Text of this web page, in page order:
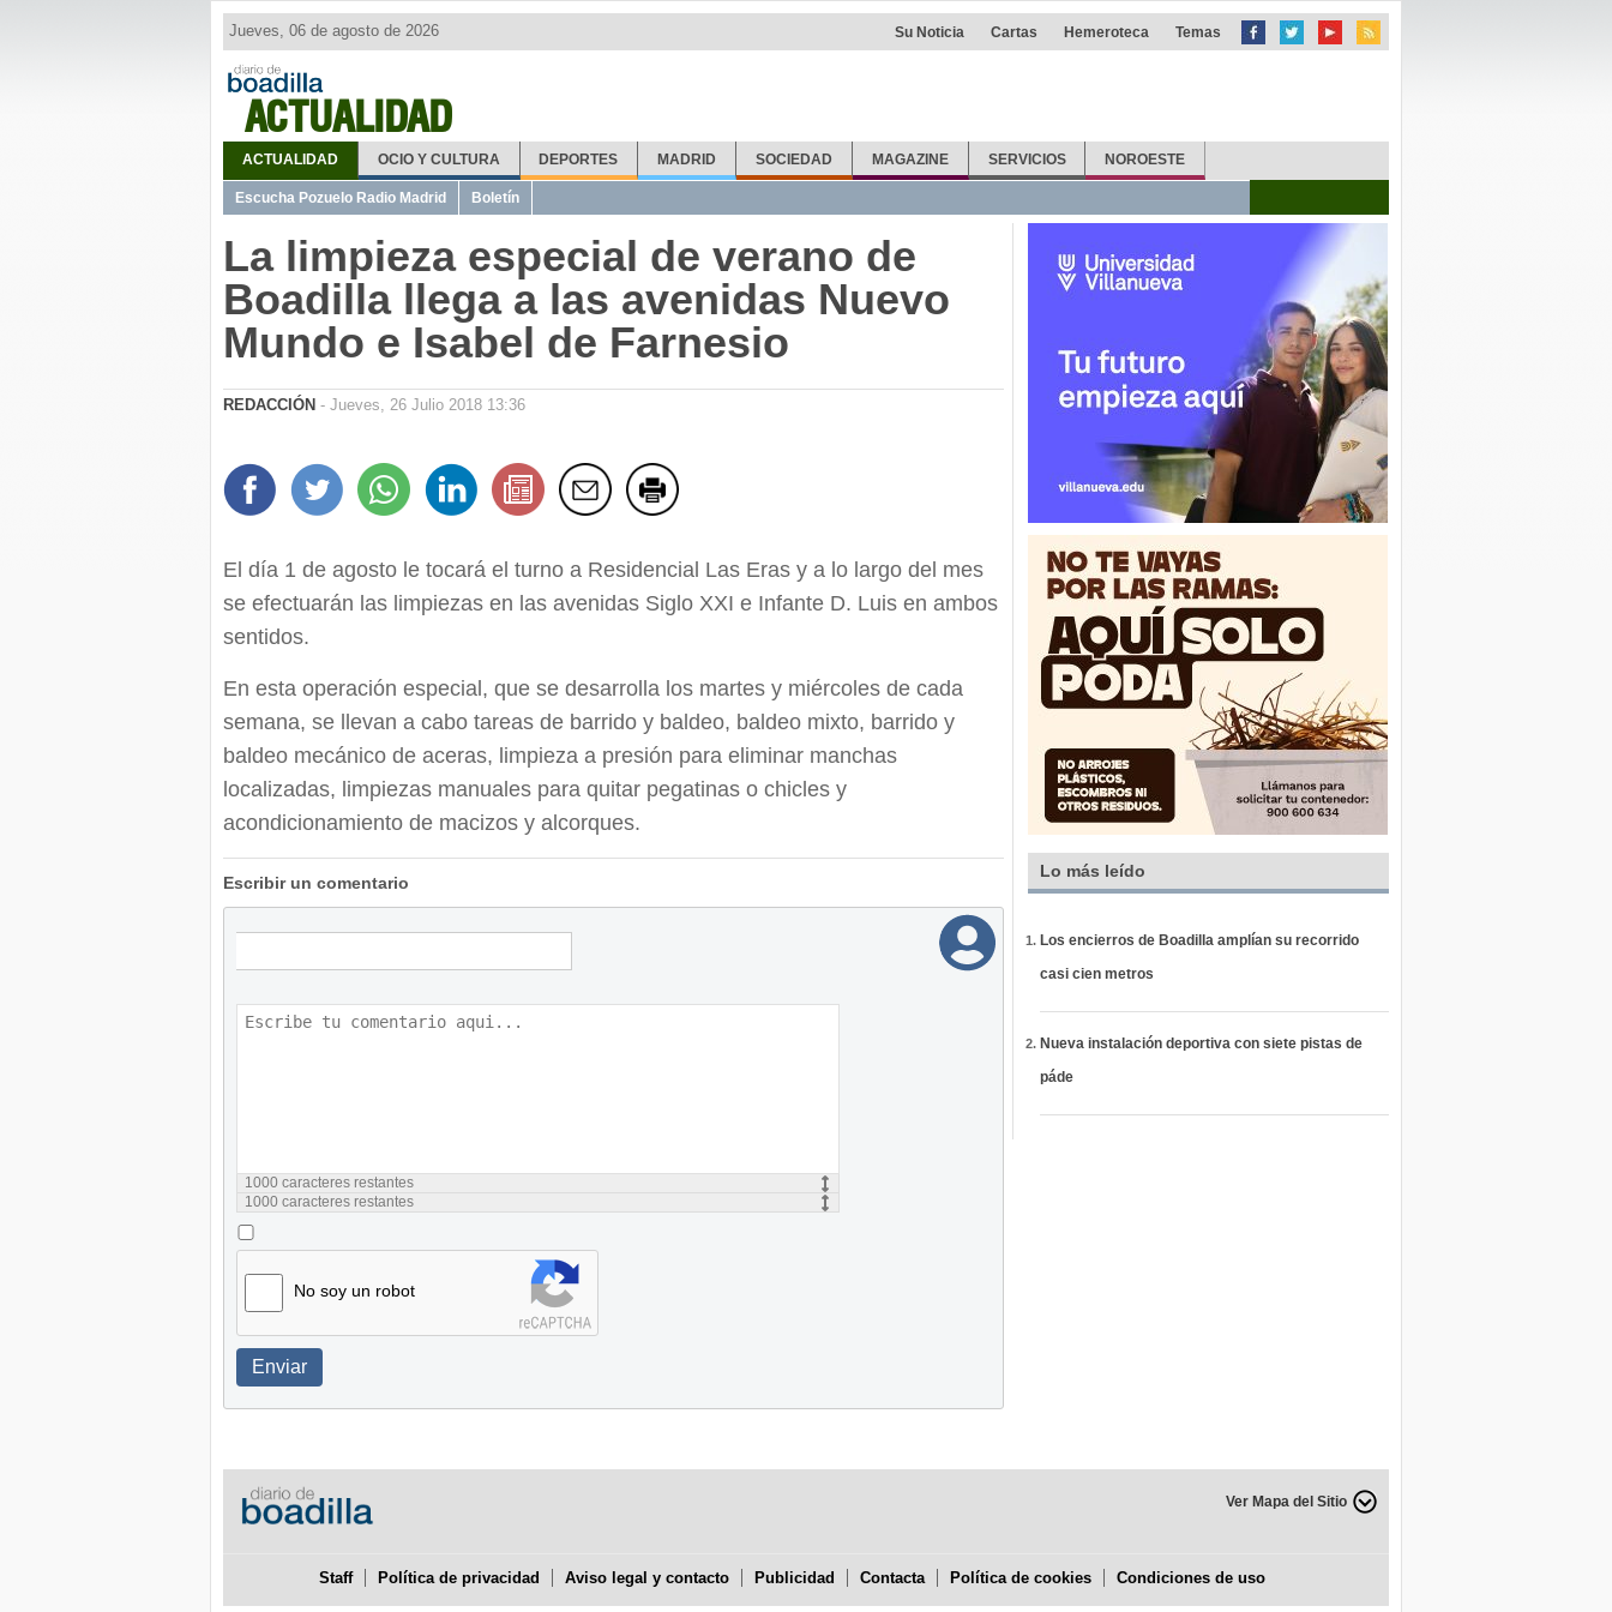
ACTUALIDAD
Jueves, 06 de agosto de 2026 Su Noticia Cartas Hemeroteca Temas
ACTUALIDAD OCIO Y CULTURA DEPORTES MADRID SOCIEDAD MAGAZINE SERVICIOS NOROESTE
Escucha Pozuelo Radio Madrid Boletín
La limpieza especial de verano de
Boadilla llega a las avenidas Nuevo
Mundo e Isabel de Farnesio
REDACCIÓN - Jueves, 26 Julio 2018 13:36
El día 1 de agosto le tocará el turno a Residencial Las Eras y a lo largo del mes
se efectuarán las limpiezas en las avenidas Siglo XXI e Infante D. Luis en ambos
sentidos.
En esta operación especial, que se desarrolla los martes y miércoles de cada
semana, se llevan a cabo tareas de barrido y baldeo, baldeo mixto, barrido y
baldeo mecánico de aceras, limpieza a presión para eliminar manchas
localizadas, limpiezas manuales para quitar pegatinas o chicles y
acondicionamiento de macizos y alcorques.
Escribir un comentario
1000 caracteres restantes
1000 caracteres restantes
No soy un robot
Enviar
Lo más leído
Los encierros de Boadilla amplían su recorrido
casi cien metros
Nueva instalación deportiva con siete pistas de
páde
Ver Mapa del Sitio
Staff Política de privacidad Aviso legal y contacto Publicidad Contacta Política de cookies Condiciones de uso